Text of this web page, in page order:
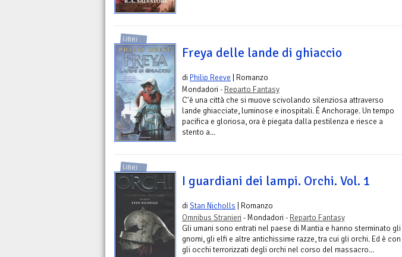
LIBRI
Freya delle lande di ghiaccio
di Philip Reeve | Romanzo
Mondadori - Reparto Fantasy
C'è una città che si muove scivolando silenziosa attraverso
lande ghiacciate, luminose e inospitali. È Anchorage. Un tempo
pacifica e gloriosa, ora è piegata dalla pestilenza e riesce a
stento a...
LIBRI
I guardiani dei lampi. Orchi. Vol. 1
diStan Nicholls | Romanzo
Omnibus Stranieri - Mondadori - Reparto Fantasy
Gli umani sono entrati nel paese di Mantia e hanno sterminato gli
gnomi, gli elfi e altre antichissime razze, tra cui gli orchi. Ed è con
gli occhi terrorizzati degli orchi nel corso del massacro...